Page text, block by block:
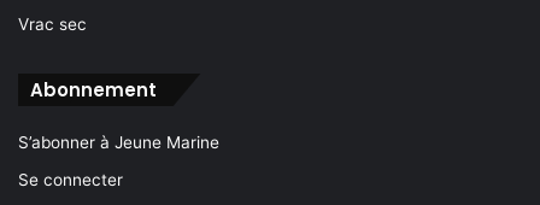
Vrac sec
Abonnement
S’abonner à Jeune Marine
Se connecter